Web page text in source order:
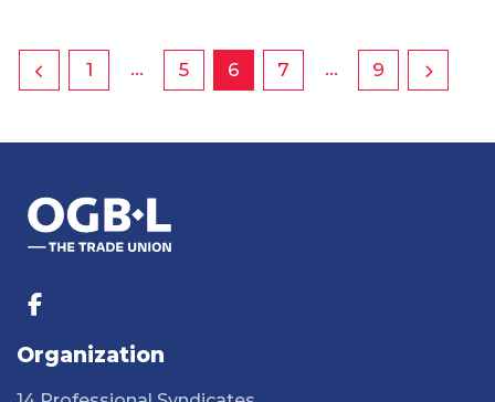
1 … 5 6 7 … 9
Organization